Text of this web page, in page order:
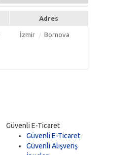
Adres
İzmir Bornova
Güvenli E-Ticaret
Güvenli E-Ticaret
Güvenli Alışveriş